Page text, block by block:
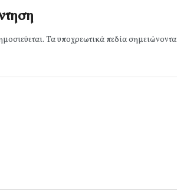
Τα υποχρεωτικά πεδία